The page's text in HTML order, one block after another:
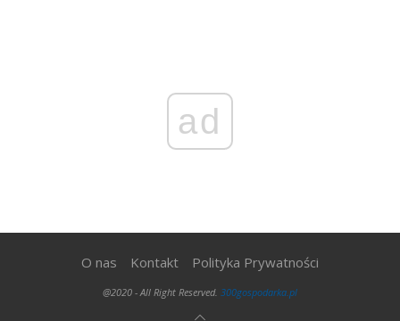
ad
O nas Kontakt Polityka Prywatności
@2020 - All Right Reserved. 300gospodarka.pl